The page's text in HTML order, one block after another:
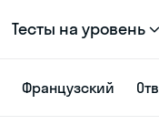
Тесты на уровень
Французский